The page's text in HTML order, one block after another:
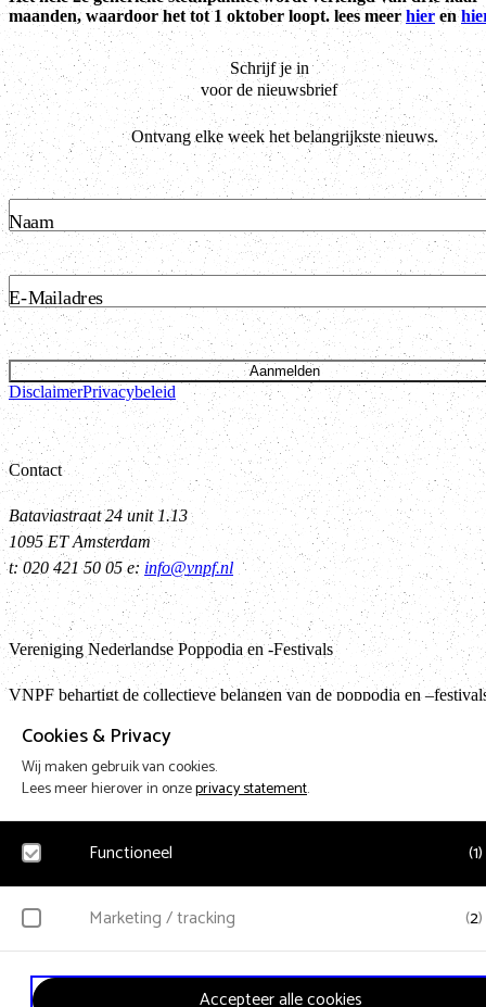
Cookies & Privacy
Wij maken gebruik van cookies.
Lees meer hierover in onzeprivacy statement.
Functioneel (1)
Noodzakelijk
functionele cookies geplaatst. Hierbij worden geen persoonsgegevens verzameld.
Marketing / tracking (2)
YouTube
Accepteer alle cookies
maanden, waardoor het tot 1 oktober loopt. lees meer hier en
Schrijf je in
voor de nieuwsbrief
Ontvang elke week het belangrijkste nieuws.
Naam
E-Mailadres
Aanmelden
DisclaimerPrivacybeleid
Contact
Bataviastraat 24 unit 1.13
1095 ET Amsterdam
t: 020 421 50 05 e: info@vnpf.nl
Vereniging Nederlandse Poppodia en -Festivals
VNPF behartigt de collectieve belangen van de poppodia en